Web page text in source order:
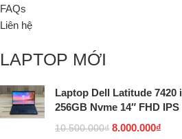
FAQs
Liên hệ
LAPTOP MỚI
Laptop Dell Latitude 7420
256GB Nvme 14″ FHD IPS
10.500.000₫ 8.000.000₫